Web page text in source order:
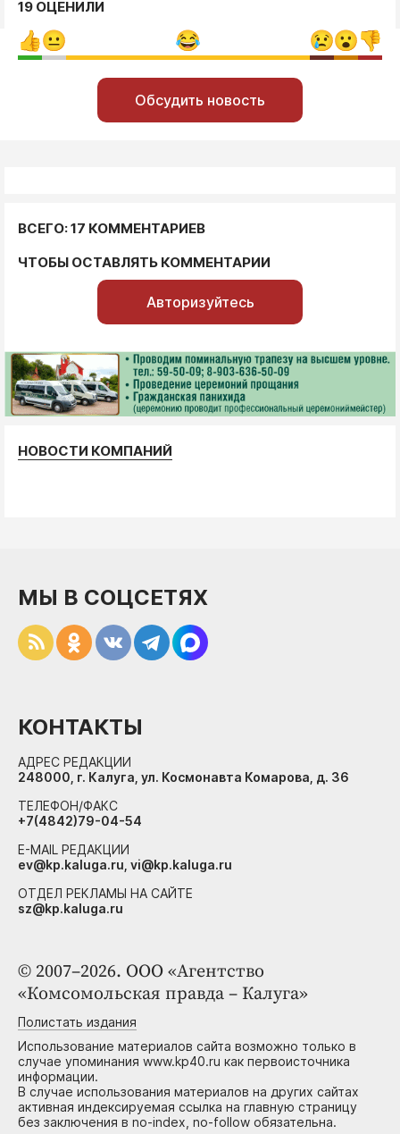
19 ОЦЕНИЛИ
Обсудить новость
ВСЕГО: 17 КОММЕНТАРИЕВ
ЧТОБЫ ОСТАВЛЯТЬ КОММЕНТАРИИ
Авторизуйтесь
НОВОСТИ КОМПАНИЙ
© 2007–2026. ООО «Агентство
«Комсомольская правда – Калуга»
Полистать издания
Использование материалов сайта возможно только в
случае упоминания www.kp40.ru как первоисточника
информации.
В случае использования материалов на других сайтах
активная индексируемая ссылка на главную страницу
без заключения в no-index, no-follow обязательна.
МЫ В СОЦСЕТЯХ
КОНТАКТЫ
АДРЕС РЕДАКЦИИ
248000, г. Калуга, ул. Космонавта Комарова, д. 36
ТЕЛЕФОН/ФАКС
+7(4842)79-04-54
E-MAIL РЕДАКЦИИ
ev@kp.kaluga.ru, vi@kp.kaluga.ru
ОТДЕЛ РЕКЛАМЫ НА САЙТЕ
sz@kp.kaluga.ru